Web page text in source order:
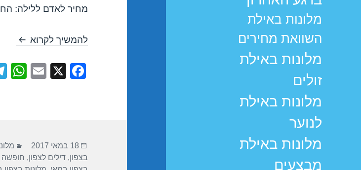
מלונות באילת
השוואת מחירים
מלונות באילת
זולים
מלונות באילת
לנוער
מלונות באילת
מבצעים
מחיר לאדם ללילה: החל
להמשיך לקרוא חופשה
F
o
o
X
E
p
p
פורסם
בתאריך
18 במאי 2017
בצפון,דילים לצפון, חופשה